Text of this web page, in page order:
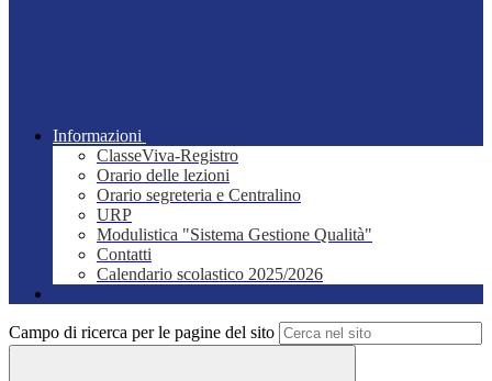
Informazioni
ClasseViva-Registro
Orario delle lezioni
Orario segreteria e Centralino
URP
Modulistica "Sistema Gestione Qualità"
Contatti
Calendario scolastico 2025/2026
Campo di ricerca per le pagine del sito